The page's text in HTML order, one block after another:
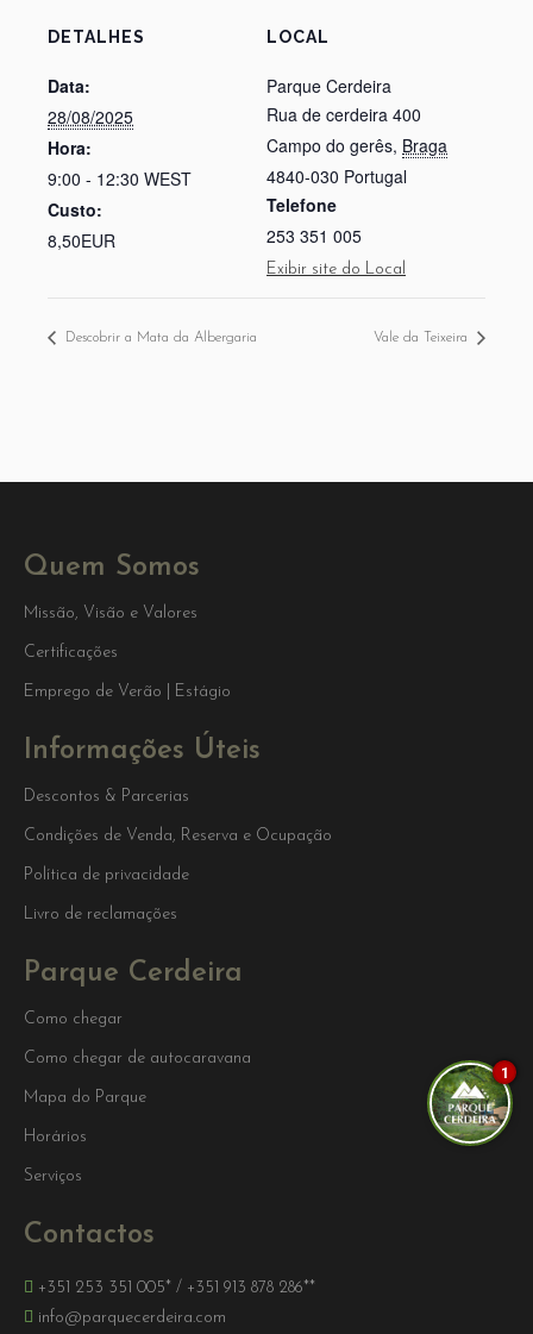
DETALHES
Data:
28/08/2025
Hora:
9:00 - 12:30 WEST
Custo:
8,50EUR
LOCAL
Parque Cerdeira
Rua de cerdeira 400
Campo do gerês, Braga
4840-030 Portugal
Telefone
253 351 005
Exibir site do Local
Descobrir a Mata da Albergaria Vale da Teixeira
Quem Somos
Missão, Visão e Valores
Certificações
Emprego de Verão | Estágio
Informações Úteis
Descontos & Parcerias
Condições de Venda, Reserva e Ocupação
Política de privacidade
Livro de reclamações
Parque Cerdeira
Como chegar
Como chegar de autocaravana
Mapa do Parque
Horários
Serviços
Contactos
+351 253 351 005* / +351 913 878 286**
info@parquecerdeira.com
1